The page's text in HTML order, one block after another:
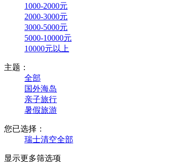
1000-2000元
2000-3000元
3000-5000元
5000-10000元
10000元以上
主题：
全部
国外海岛
亲子旅行
暑假旅游
您已选择：
瑞士清空全部
显示更多筛选项